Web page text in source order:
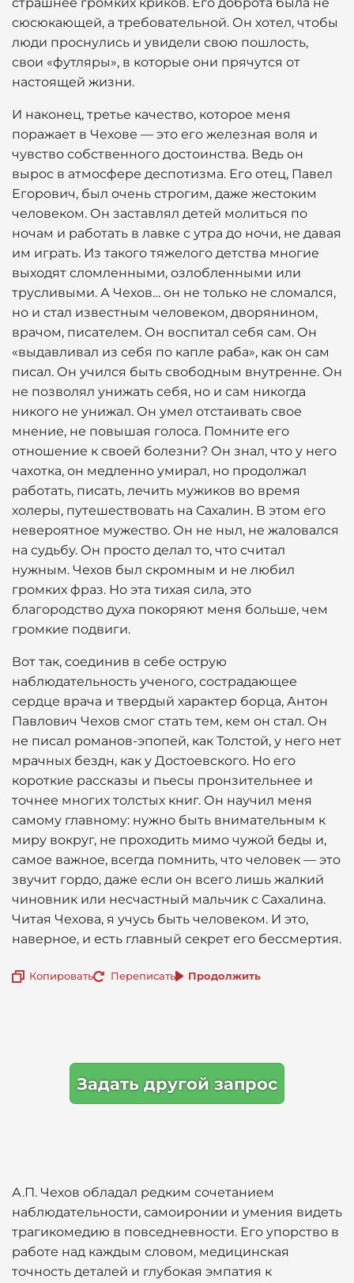
сюсюкающей, а требовательной. Он хотел, чтобы
люди проснулись и увидели свою пошлость,
свои «футляры», в которые они прячутся от
настоящей жизни.
И наконец, третье качество, которое меня
поражает в Чехове — это его железная воля и
чувство собственного достоинства. Ведь он
вырос в атмосфере деспотизма. Его отец, Павел
Егорович, был очень строгим, даже жестоким
человеком. Он заставлял детей молиться по
ночам и работать в лавке с утра до ночи, не давая
им играть. Из такого тяжелого детства многие
выходят сломленными, озлобленными или
трусливыми. А Чехов… он не только не сломался,
но и стал известным человеком, дворянином,
врачом, писателем. Он воспитал себя сам. Он
«выдавливал из себя по капле раба», как он сам
писал. Он учился быть свободным внутренне. Он
не позволял унижать себя, но и сам никогда
никого не унижал. Он умел отстаивать свое
мнение, не повышая голоса. Помните его
отношение к своей болезни? Он знал, что у него
чахотка, он медленно умирал, но продолжал
работать, писать, лечить мужиков во время
холеры, путешествовать на Сахалин. В этом его
невероятное мужество. Он не ныл, не жаловался
на судьбу. Он просто делал то, что считал
нужным. Чехов был скромным и не любил
громких фраз. Но эта тихая сила, это
благородство духа покоряют меня больше, чем
громкие подвиги.
Вот так, соединив в себе острую
наблюдательность ученого, сострадающее
сердце врача и твердый характер борца, Антон
Павлович Чехов смог стать тем, кем он стал. Он
не писал романов-эпопей, как Толстой, у него нет
мрачных бездн, как у Достоевского. Но его
короткие рассказы и пьесы пронзительнее и
точнее многих толстых книг. Он научил меня
самому главному: нужно быть внимательным к
миру вокруг, не проходить мимо чужой беды и,
самое важное, всегда помнить, что человек — это
звучит гордо, даже если он всего лишь жалкий
чиновник или несчастный мальчик с Сахалина.
Читая Чехова, я учусь быть человеком. И это,
наверное, и есть главный секрет его бессмертия.
Копировать Переписать Продолжить
Задать другой запрос
А.П. Чехов обладал редким сочетанием
наблюдательности, самоиронии и умения видеть
трагикомедию в повседневности. Его упорство в
работе над каждым словом, медицинская
точность деталей и глубокая эмпатия к